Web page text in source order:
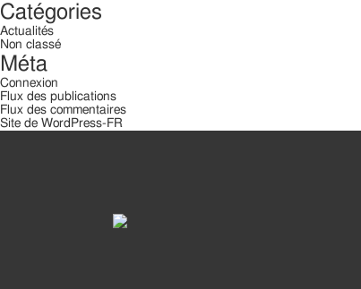
Catégories
Actualités
Non classé
Méta
Connexion
Flux des publications
Flux des commentaires
Site de WordPress-FR